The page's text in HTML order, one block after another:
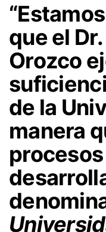
que el
Orozco
de la
manera